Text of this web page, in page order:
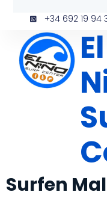
+34 692 19 94
El
Surfen